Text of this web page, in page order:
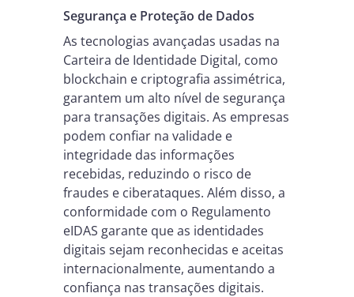
Segurança e Proteção de Dados
As tecnologias avançadas usadas na
Carteira de Identidade Digital, como
blockchain e criptografia assimétrica,
garantem um alto nível de segurança
para transações digitais. As empresas
podem confiar na validade e
integridade das informações
recebidas, reduzindo o risco de
fraudes e ciberataques. Além disso, a
conformidade com o Regulamento
eIDAS garante que as identidades
digitais sejam reconhecidas e aceitas
internacionalmente, aumentando a
confiança nas transações digitais.